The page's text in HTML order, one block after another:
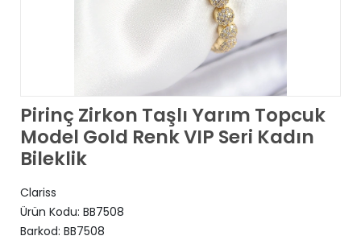
Pirinç Zirkon Taşlı Yarım Topcuk
Model Gold Renk VIP Seri Kadın
Bileklik
Clariss
Ürün Kodu: BB7508
Barkod: BB7508